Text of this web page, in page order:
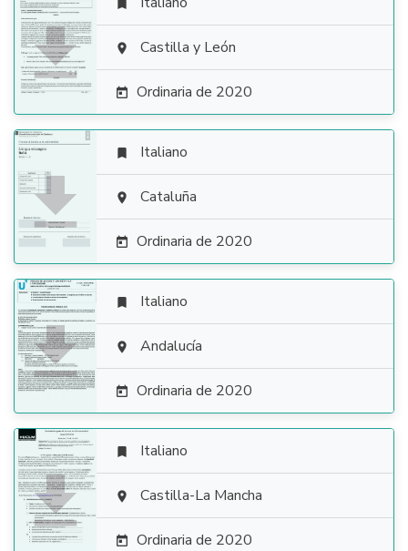


 Castilla y León
 Ordinaria de 2020

 Italiano
 Cataluña
 Ordinaria de 2020

 Italiano
 Andalucía
 Ordinaria de 2020

 Italiano
 Castilla-La Mancha
 Ordinaria de 2020